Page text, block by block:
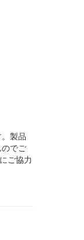
製品
でご
ご協力